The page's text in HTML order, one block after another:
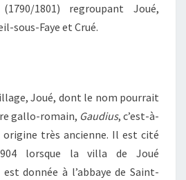
1801) regroupant Joué,
sous-Faye et Crué.
Joué, dont le nom pourrait
gallo-romain, Gaudius, c’est-à-
origine très ancienne. Il est cité
lorsque la villa de Joué
donnée à l’abbaye de Saint-